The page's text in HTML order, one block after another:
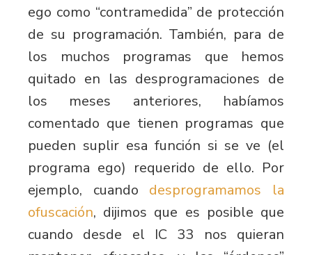
ego como “contramedida” de protección
de su programación. También, para de
los muchos programas que hemos
quitado en las desprogramaciones de
los meses anteriores, habíamos
comentado que tienen programas que
pueden suplir esa función si se ve (el
programa ego) requerido de ello. Por
ejemplo, cuando desprogramamos la
ofuscación, dijimos que es posible que
cuando desde el IC 33 nos quieran